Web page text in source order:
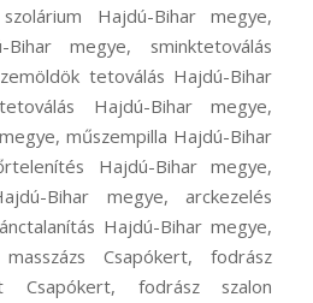
Hajdú-Bihar megye,
Bihar megye, sminktetoválás
tetoválás Hajdú-Bihar
Hajdú-Bihar megye,
műszempilla Hajdú-Bihar
Hajdú-Bihar megye,
Bihar megye, arckezelés
Hajdú-Bihar megye,
Csapókert, fodrász
Csapókert, fodrász szalon